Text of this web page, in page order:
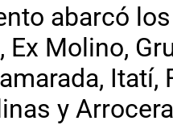
abarcó
Ex Molino,
y